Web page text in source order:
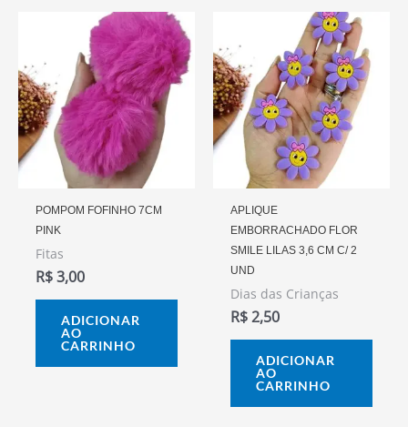
POMPOM FOFINHO 7CM
PINK
Fitas
R$3,00
ADICIONAR
AO
CARRINHO
APLIQUE
EMBORRACHADO FLOR
SMILE LILAS 3,6 CM C/ 2
UND
Dias das Crianças
R$2,50
ADICIONAR
AO
CARRINHO